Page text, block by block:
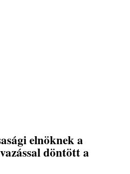
elnöknek a
döntött a